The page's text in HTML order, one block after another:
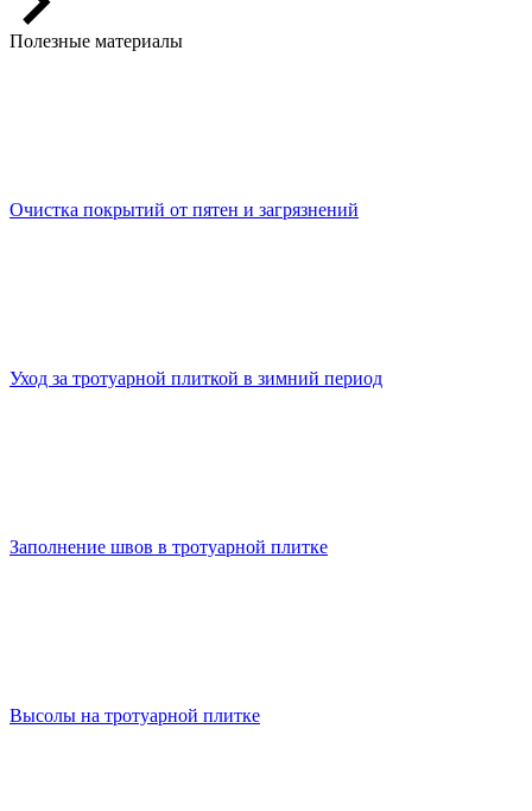
Полезные материалы
Очистка покрытий от пятен и загрязнений
Уход за тротуарной плиткой в зимний период
Заполнение швов в тротуарной плитке
Высолы на тротуарной плитке